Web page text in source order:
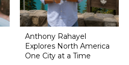
Anthony Rahayel
Explores North America
One City at a Time